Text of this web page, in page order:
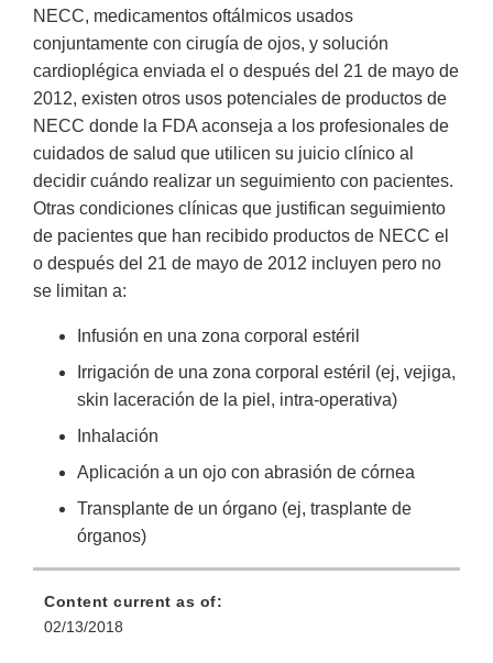
NECC, medicamentos oftálmicos usados
conjuntamente con cirugía de ojos, y solución
cardioplégica enviada el o después del 21 de mayo de
2012, existen otros usos potenciales de productos de
NECC donde la FDA aconseja a los profesionales de
cuidados de salud que utilicen su juicio clínico al
decidir cuándo realizar un seguimiento con pacientes.
Otras condiciones clínicas que justifican seguimiento
de pacientes que han recibido productos de NECC el
o después del 21 de mayo de 2012 incluyen pero no
se limitan a:
Infusión en una zona corporal estéril
Irrigación de una zona corporal estéril (ej, vejiga,
skin laceración de la piel, intra-operativa)
Inhalación
Aplicación a un ojo con abrasión de córnea
Transplante de un órgano (ej, trasplante de
órganos)
Content current as of:
02/13/2018